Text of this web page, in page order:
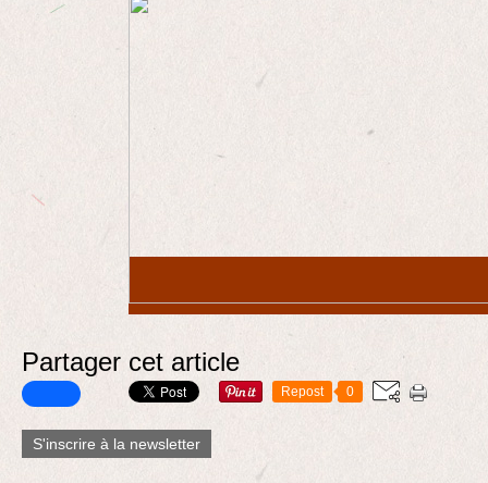
Partager cet article
Repost 0
S'inscrire à la newsletter